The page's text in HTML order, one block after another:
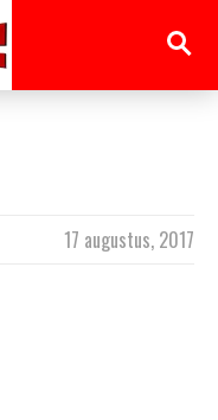
17 augustus, 2017